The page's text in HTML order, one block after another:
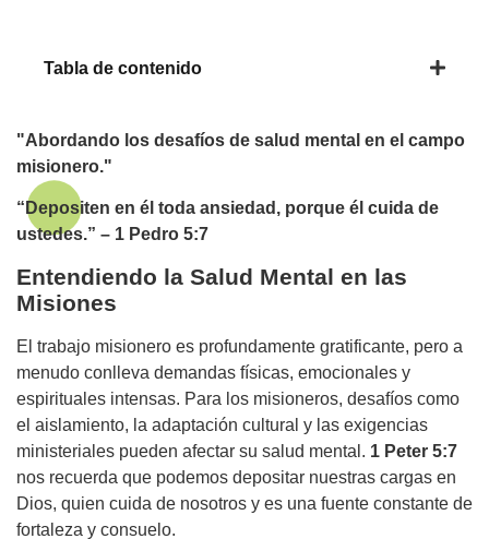
Tabla de contenido
"Abordando los desafíos de salud mental en el campo
misionero."
“Depositen en él toda ansiedad, porque él cuida de
ustedes.” – 1 Pedro 5:7
Entendiendo la Salud Mental en las
Misiones
El trabajo misionero es profundamente gratificante, pero a
menudo conlleva demandas físicas, emocionales y
espirituales intensas. Para los misioneros, desafíos como
el aislamiento, la adaptación cultural y las exigencias
ministeriales pueden afectar su salud mental. 1 Peter 5:7
nos recuerda que podemos depositar nuestras cargas en
Dios, quien cuida de nosotros y es una fuente constante de
fortaleza y consuelo.